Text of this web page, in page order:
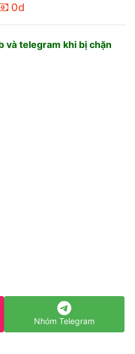
0d
và telegram khi bị chặn
Nhóm Telegram